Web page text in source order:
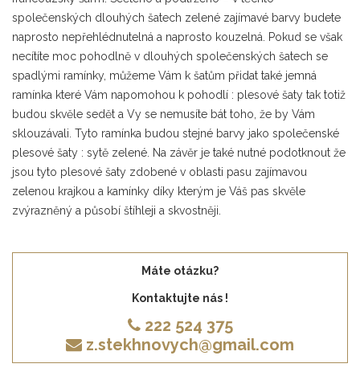
společenských dlouhých šatech zelené zajímavé barvy budete
naprosto nepřehlédnutelná a naprosto kouzelná. Pokud se však
necítíte moc pohodlně v dlouhých společenských šatech se
spadlými ramínky, můžeme Vám k šatům přidat také jemná
ramínka které Vám napomohou k pohodlí : plesové šaty tak totiž
budou skvěle sedět a Vy se nemusíte bát toho, že by Vám
sklouzávali. Tyto ramínka budou stejné barvy jako společenské
plesové šaty : sytě zelené. Na závěr je také nutné podotknout že
jsou tyto plesové šaty zdobené v oblasti pasu zajímavou
zelenou krajkou a kamínky díky kterým je Váš pas skvěle
zvýrazněný a působí štíhleji a skvostněji.
Máte otázku?
Kontaktujte nás !
222 524 375
z.stekhnovych@gmail.com